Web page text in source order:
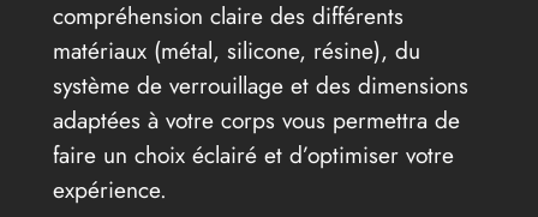
compréhension claire des différents
matériaux (métal, silicone, résine), du
système de verrouillage et des dimensions
adaptées à votre corps vous permettra de
faire un choix éclairé et d’optimiser votre
expérience.